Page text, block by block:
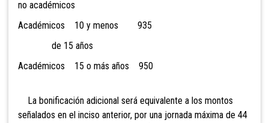
no académicos
Académicos 10 y menos 935
de 15 años
Académicos 15 o más años 950
La bonificación adicional será equivalente a los montos
señalados en el inciso anterior, por una jornada máxima de 44